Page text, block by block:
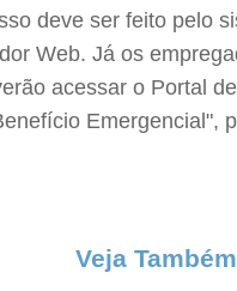
deve ser feito pelo
Web. Já os
acessar o Portal
Emergencial",
Veja Também